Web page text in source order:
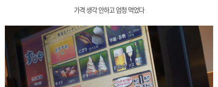
가격 생각 안하고 엄청 먹었다